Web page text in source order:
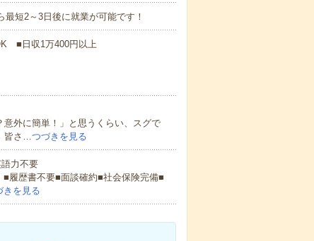
短2～3日後に就業が可能です！
■日収1万400円以上
外に簡単！」と思うくらい、スグで
皆さ…つづきを見る
力不要
履歴書不要■面談確約■社会保険完備■
きを見る